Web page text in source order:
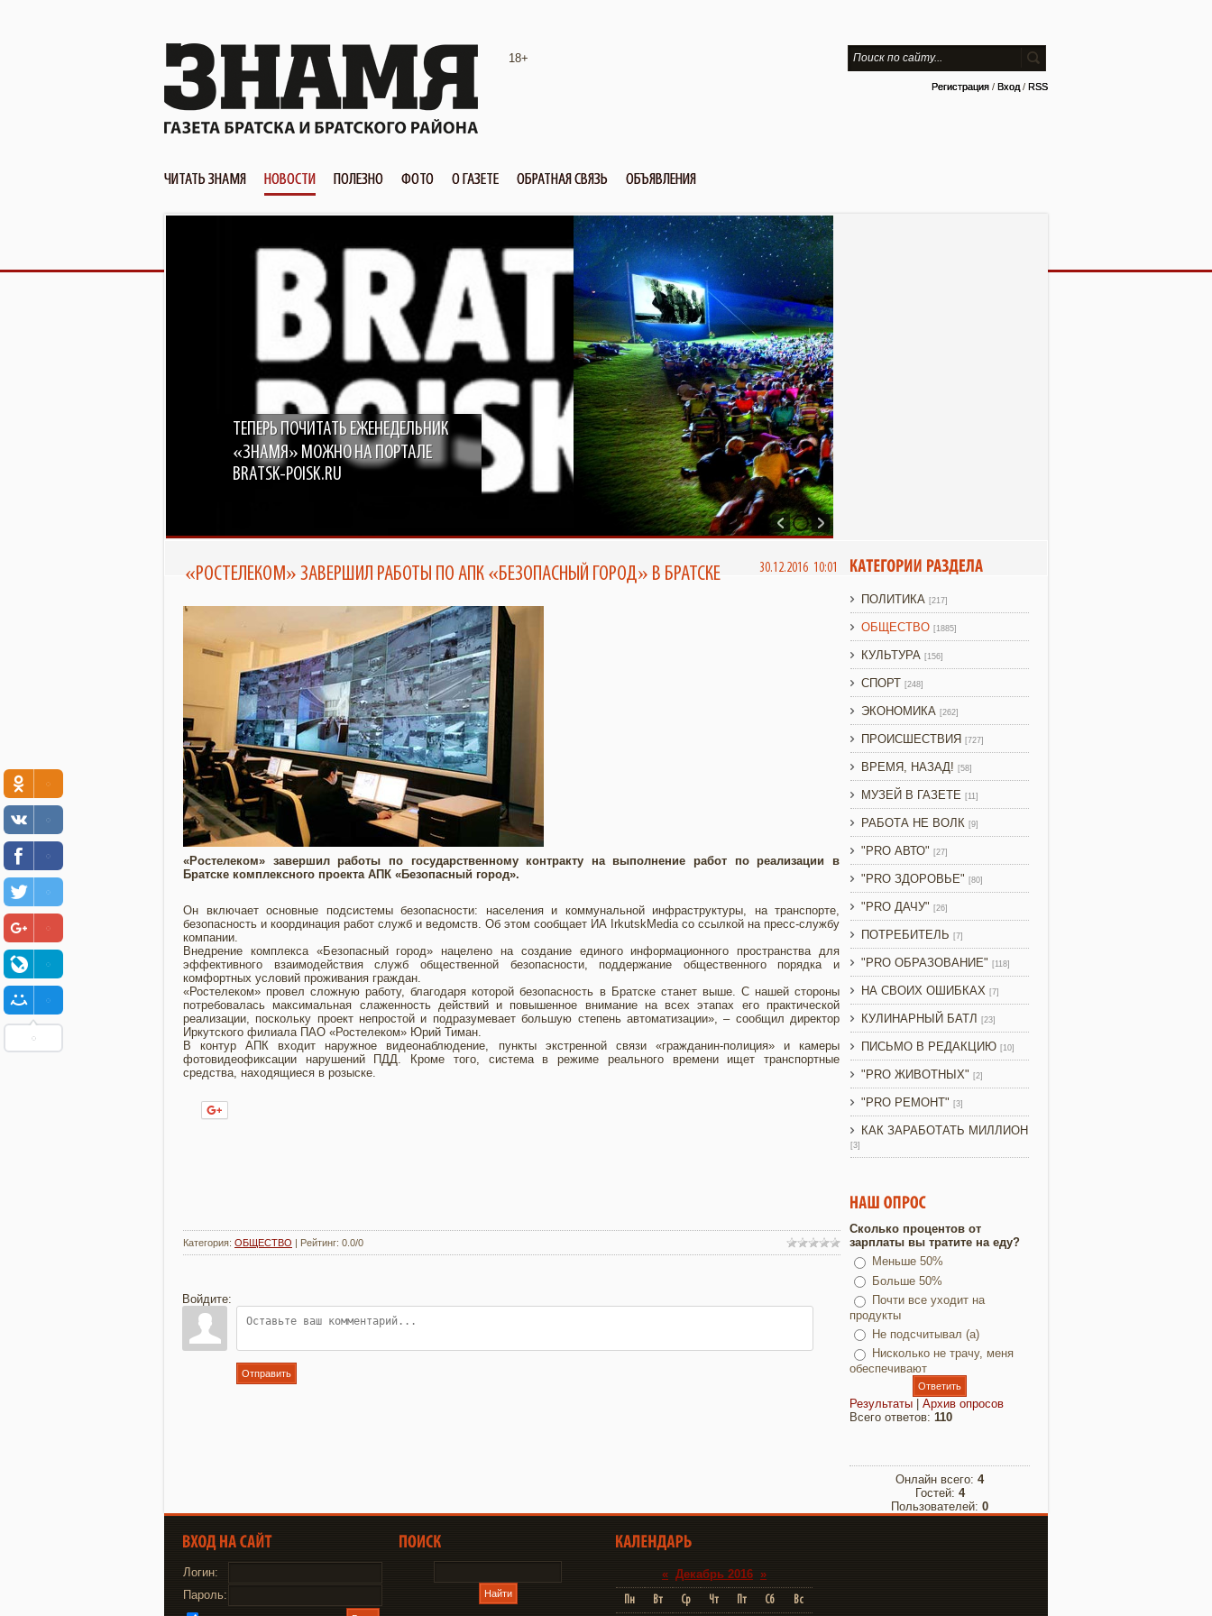
18+
Регистрация / Вход / RSS
ЧИТАТЬ ЗНАМЯ НОВОСТИ ПОЛЕЗНО ФОТО О ГАЗЕТЕ ОБРАТНАЯ СВЯЗЬ ОБЪЯВЛЕНИЯ
ТЕПЕРЬ ПОЧИТАТЬ ЕЖЕНЕДЕЛЬНИК
«ЗНАМЯ» МОЖНО НА ПОРТАЛЕ
BRATSK-POISK.RU
В БРАТСКЕ ПОЯВИТСЯ КИНОТЕАТР
ПОД ОТКРЫТЫМ НЕБОМ ОТ TELE2
30.12.2016 10:01
«РОСТЕЛЕКОМ» ЗАВЕРШИЛ РАБОТЫ ПО АПК «БЕЗОПАСНЫЙ ГОРОД» В БРАТСКЕ
«Ростелеком» завершил работы по государственному контракту на выполнение работ по реализации в
Братске комплексного проекта АПК «Безопасный город».
Он включает основные подсистемы безопасности: населения и коммунальной инфраструктуры, на транспорте,
безопасность и координация работ служб и ведомств. Об этом сообщает ИА IrkutskMedia со ссылкой на пресс-службу
компании.
Внедрение комплекса «Безопасный город» нацелено на создание единого информационного пространства для
эффективного взаимодействия служб общественной безопасности, поддержание общественного порядка и
комфортных условий проживания граждан.
«Ростелеком» провел сложную работу, благодаря которой безопасность в Братске станет выше. С нашей стороны
потребовалась максимальная слаженность действий и повышенное внимание на всех этапах его практической
реализации, поскольку проект непростой и подразумевает большую степень автоматизации», – сообщил директор
Иркутского филиала ПАО «Ростелеком» Юрий Тиман.
В контур АПК входит наружное видеонаблюдение, пункты экстренной связи «гражданин-полиция» и камеры
фотовидеофиксации нарушений ПДД. Кроме того, система в режиме реального времени ищет транспортные
средства, находящиеся в розыске.
Категория: ОБЩЕСТВО | Рейтинг: 0.0/0
Войдите:
Отправить
ПОЛИТИКА [217]
ОБЩЕСТВО [1885]
КУЛЬТУРА [156]
СПОРТ [248]
ЭКОНОМИКА [262]
ПРОИСШЕСТВИЯ [727]
ВРЕМЯ, НАЗАД! [58]
МУЗЕЙ В ГАЗЕТЕ [11]
РАБОТА НЕ ВОЛК [9]
"PRO АВТО" [27]
"PRO ЗДОРОВЬЕ" [80]
"PRO ДАЧУ" [26]
ПОТРЕБИТЕЛЬ [7]
"PRO ОБРАЗОВАНИЕ" [118]
НА СВОИХ ОШИБКАХ [7]
КУЛИНАРНЫЙ БАТЛ [23]
ПИСЬМО В РЕДАКЦИЮ [10]
"PRO ЖИВОТНЫХ" [2]
"PRO РЕМОНТ" [3]
КАК ЗАРАБОТАТЬ МИЛЛИОН
[3]
Сколько процентов от
зарплаты вы тратите на еду?
Меньше 50%
Больше 50%
Почти все уходит на
продукты
Не подсчитывал (а)
Нисколько не трачу, меня
обеспечивают
Результаты
Архив опросов
Всего ответов: 110
Онлайн всего: 4
Гостей: 4
Пользователей: 0
Логин:
Пароль:
« Декабрь 2016 »
Пн
Вт Ср Чт Пт Сб Вс